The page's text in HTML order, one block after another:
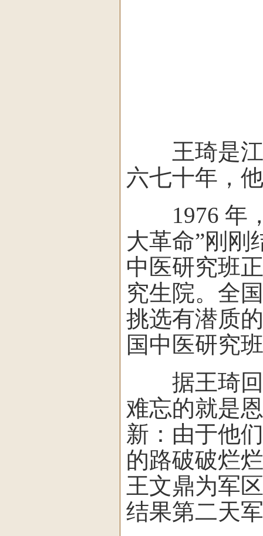
王琦是江
六七十年，
1976 年，
大革命”刚刚
中医研究班
究生院。全
挑选有潜质
国中医研究
据王琦回
难忘的就是
新：由于他
的路破破烂
王文鼎为军
结果第二天